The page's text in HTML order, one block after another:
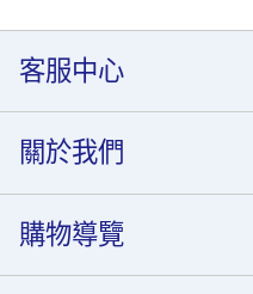
客服中心
關於我們
購物導覽